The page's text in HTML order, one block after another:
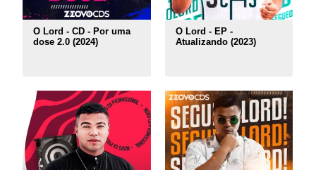
O Lord - CD - Por uma
dose 2.0 (2024)
O Lord - EP -
Atualizando (2023)